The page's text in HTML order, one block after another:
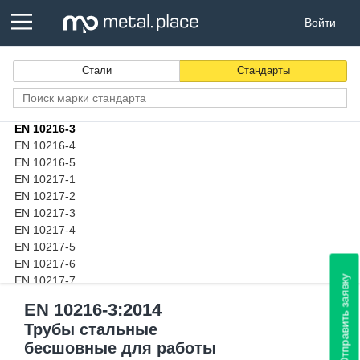
Войти
Стали Стандарты
EN 10132-4
EN 10208-1
EN 10208-2
EN 10216-1
EN 10216-2
EN 10216-3
EN 10216-4
EN 10216-5
EN 10217-1
EN 10217-2
EN 10217-3
EN 10217-4
EN 10217-5
EN 10217-6
EN 10217-7
EN 10222-2
EN 10222-3
EN 10222-4
EN 10216-3:2014
Трубы стальные
бесшовные для работы
Отправить заявку